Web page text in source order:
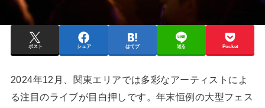
ポスト シェア はてブ 送る Pocket
2024年12月、関東エリアでは多彩なアーティストによ
る注目のライブが目白押しです。年末恒例の大型フェス